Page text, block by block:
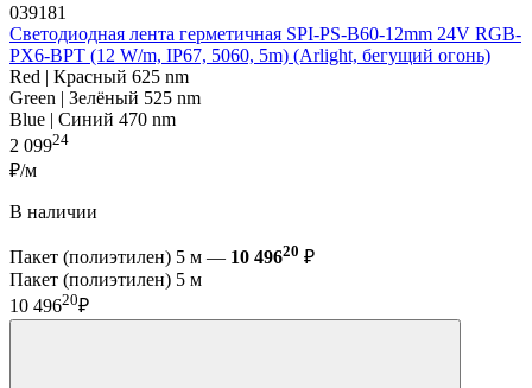
039181
Светодиодная лента герметичная SPI-PS-B60-12mm 24V RGB-
PX6-BPT (12 W/m, IP67, 5060, 5m) (Arlight, бегущий огонь)
Red | Красный 625 nm
Green | Зелёный 525 nm
Blue | Синий 470 nm
2 09924
₽/м
В наличии
Пакет (полиэтилен) 5 м — 10 49620 ₽
Пакет (полиэтилен) 5 м
10 49620₽